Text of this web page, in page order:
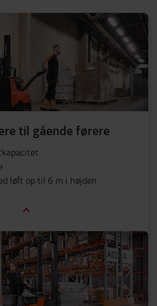
til gående førere
løft op til 6 m i højden